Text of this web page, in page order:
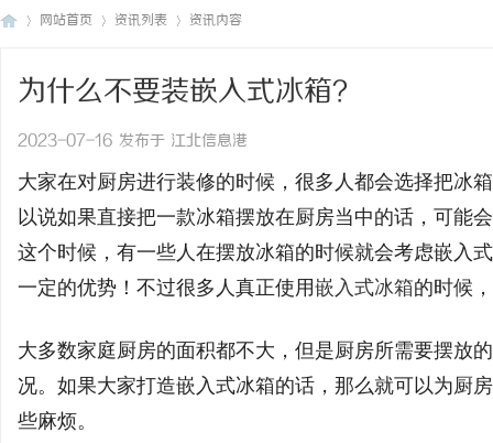
网站首页 资讯列表 资讯内容
为什么不要装嵌入式冰箱？
2023-07-16 发布于 江北信息港
大家在对厨房进行装修的时候，很多人都会选择把冰
以说如果直接把一款冰箱摆放在厨房当中的话，可能
这个时候，有一些人在摆放冰箱的时候就会考虑嵌入
一定的优势！不过很多人真正使用嵌入式冰箱的时候
大多数家庭厨房的面积都不大，但是厨房所需要摆放
况。如果大家打造嵌入式冰箱的话，那么就可以为厨
些麻烦。